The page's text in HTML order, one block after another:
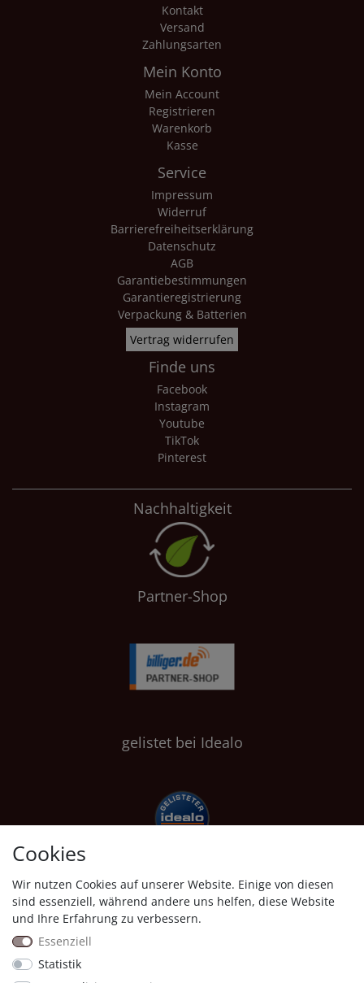
Kontakt
Versand
Zahlungsarten
Mein Konto
Mein Account
Registrieren
Warenkorb
Kasse
Service
Impressum
Widerruf
Barrierefreiheitserklärung
Datenschutz
AGB
Garantiebestimmungen
Garantieregistrierung
Verpackung & Batterien
Vertrag widerrufen
Finde uns
Facebook
Instagram
Youtube
TikTok
Pinterest
Nachhaltigkeit
Partner-Shop
gelistet bei Idealo
Shopauskunft
Cookies
Wir nutzen Cookies auf unserer Website. Einige von diesen
sind essenziell, während andere uns helfen, diese Website
und Ihre Erfahrung zu verbessern.
Essenziell
Statistik